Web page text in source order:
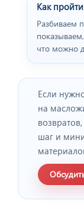
Как
Разбиваем
что можно
Если
на
шаг и